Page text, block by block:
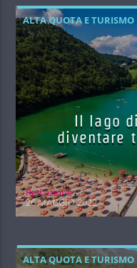
ALTA QUOTA E TURISMO
Il lago
diventare
Red.azione
26 MAGGIO 2022
ALTA QUOTA E TURISMO